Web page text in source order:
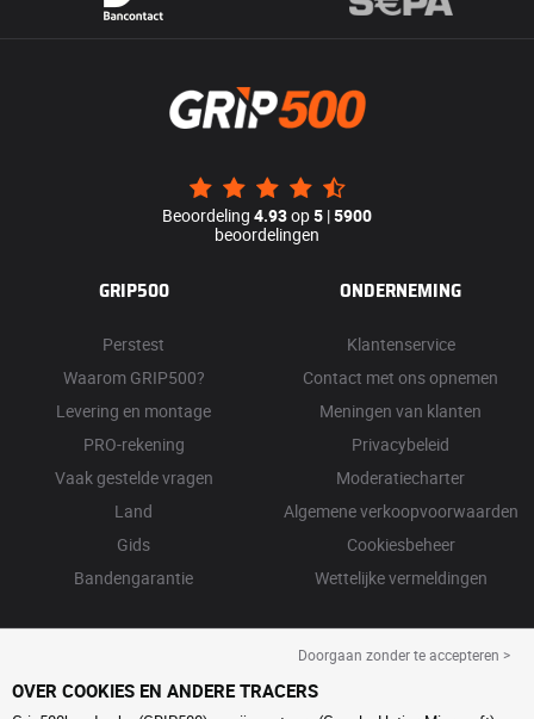
Beoordeling 4.93op5 |5900
beoordelingen
GRIP500
Perstest
Waarom GRIP500?
Levering en montage
PRO-rekening
Vaak gestelde vragen
Land
Gids
Bandengarantie
ONDERNEMING
Klantenservice
Contact met ons opnemen
Meningen van klanten
Privacybeleid
Moderatiecharter
Algemene verkoopvoorwaarden
Cookiesbeheer
Wettelijke vermeldingen
Doorgaan zonder te accepteren >
OVER COOKIES EN ANDERE TRACERS